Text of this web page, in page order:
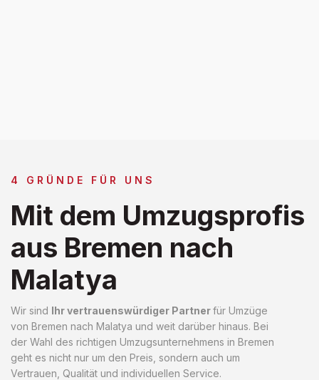
4 GRÜNDE FÜR UNS
Mit dem Umzugsprofis
aus Bremen nach
Malatya
Wir sind Ihr vertrauenswürdiger Partnerfür Umzüge
von Bremen nach Malatya und weit darüber hinaus. Bei
der Wahl des richtigen Umzugsunternehmens in Bremen
geht es nicht nur um den Preis, sondern auch um
Vertrauen, Qualität und individuellen Service.